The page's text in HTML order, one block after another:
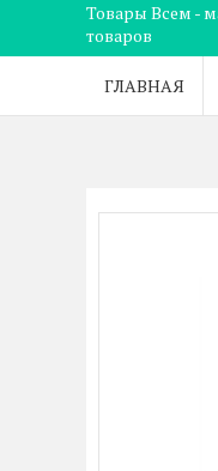
Товары Всем -
товаров
ГЛАВНАЯ